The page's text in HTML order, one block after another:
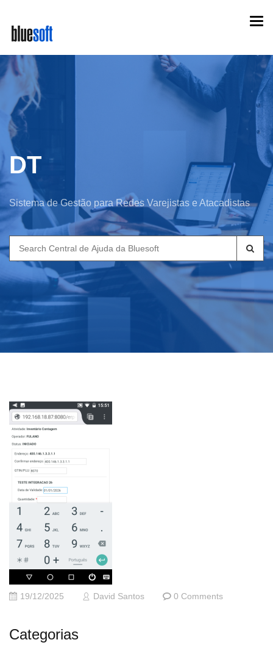
main
content
DT
Sistema de Gestão para Redes Varejistas e Atacadistas
Search
for:
19/12/2025 David Santos 0 Comments
Categorias